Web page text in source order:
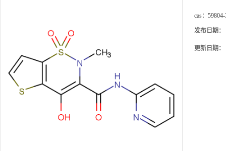
cas：
发布日期：
更新日期：